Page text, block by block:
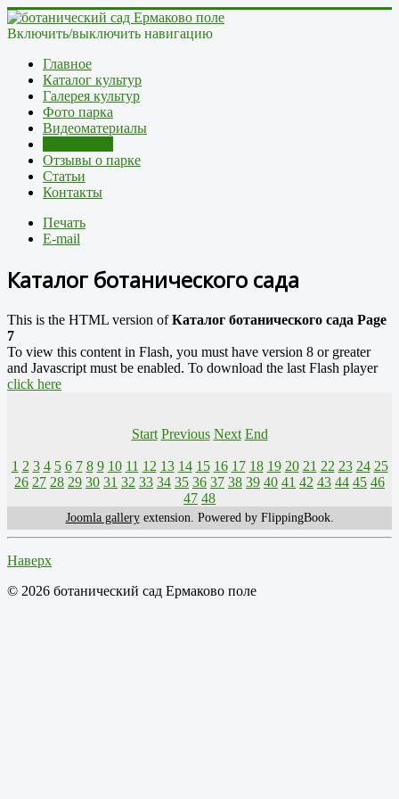
Включить/выключить навигацию
Главное
Каталог культур
Галерея культур
Фото парка
Видеоматериалы
Отзывы о парке
Статьи
Контакты
Печать
E-mail
Каталог ботанического сада
This is the HTML version ofКаталог ботанического сада Page
7
To view this content in Flash, you must have version 8 or greater
and Javascript must be enabled. To download the last Flash player
click here
Start Previous Next End
1 2 3 4 5 6 7 8 9 10 11 12 13 14 15 16 17 18 19 20 21 22 23 24 25
26 27 28 29 30 31 32 33 34 35 36 37 38 39 40 41 42 43 44 45 46
47 48
Joomla galleryextension. Powered by FlippingBook.
Наверх
© 2026 ботанический сад Ермаково поле